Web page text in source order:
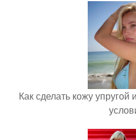
Как сделать кожу